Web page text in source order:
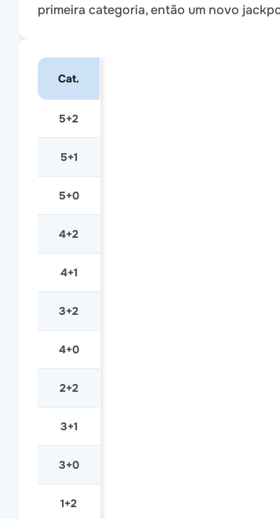
primeira categoria, então um novo
Cat.
5+2
5+1
5+0
4+2
4+1
3+2
4+0
2+2
3+1
3+0
1+2